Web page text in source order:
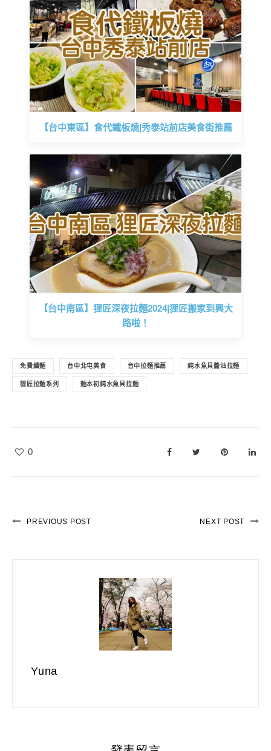
【台中東區】食代鐵板燒|秀泰站前店美食街推薦
【台中南區】狸匠深夜拉麵2024|狸匠搬家到興大
路啦！
免費續麵 台中北屯美食 台中拉麵推薦 純水魚貝醬油拉麵
貍匠拉麵系列 麵本初純水魚貝拉麵
0
PREVIOUS POST NEXT POST
Yuna